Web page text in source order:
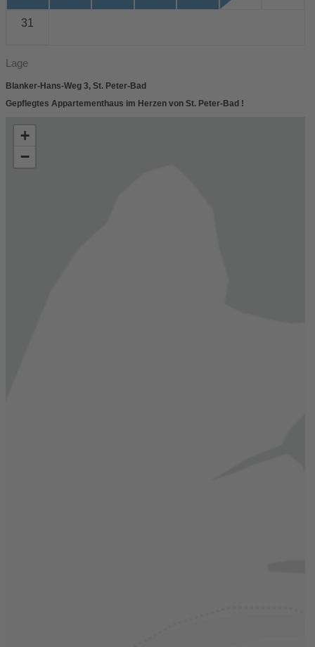
31
Lage
Blanker-Hans-Weg 3, St. Peter-Bad
Gepflegtes Appartementhaus im Herzen von St. Peter-Bad !
+
−